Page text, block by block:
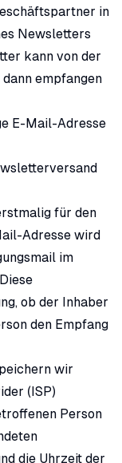
in
Newsletters
kann von der
empfangen
E-Mail-Adresse
für den
Adresse wird
im
ob der Inhaber
den Empfang
wir
(ISP)
Person
die Uhrzeit der